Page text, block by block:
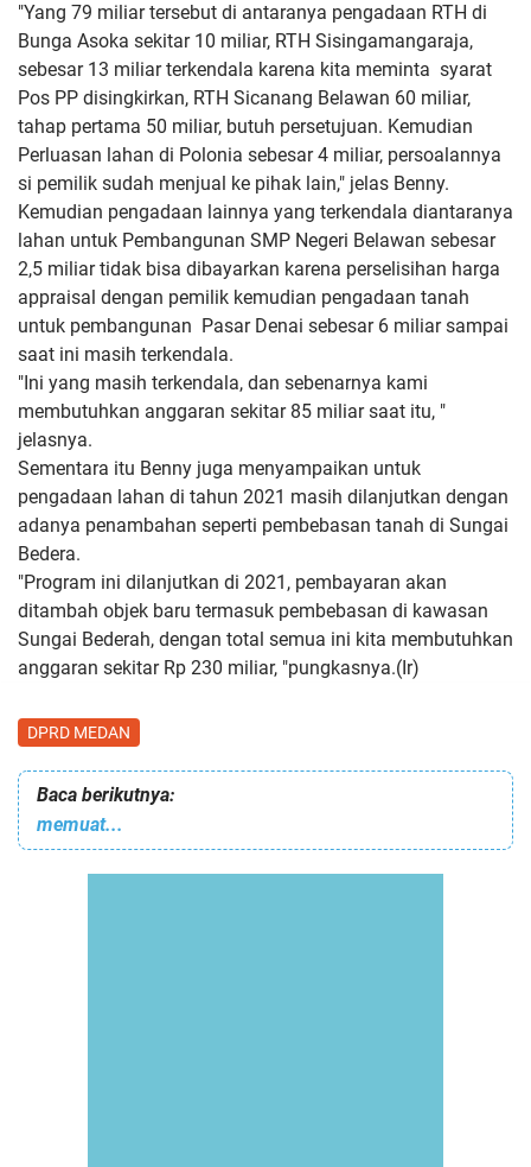
"Yang 79 miliar tersebut di antaranya pengadaan RTH di
Bunga Asoka sekitar 10 miliar, RTH Sisingamangaraja,
sebesar 13 miliar terkendala karena kita meminta syarat
Pos PP disingkirkan, RTH Sicanang Belawan 60 miliar,
tahap pertama 50 miliar, butuh persetujuan. Kemudian
Perluasan lahan di Polonia sebesar 4 miliar, persoalannya
si pemilik sudah menjual ke pihak lain," jelas Benny.
Kemudian pengadaan lainnya yang terkendala diantaranya
lahan untuk Pembangunan SMP Negeri Belawan sebesar
2,5 miliar tidak bisa dibayarkan karena perselisihan harga
appraisal dengan pemilik kemudian pengadaan tanah
untuk pembangunan Pasar Denai sebesar 6 miliar sampai
saat ini masih terkendala.
"Ini yang masih terkendala, dan sebenarnya kami
membutuhkan anggaran sekitar 85 miliar saat itu, "
jelasnya.
Sementara itu Benny juga menyampaikan untuk
pengadaan lahan di tahun 2021 masih dilanjutkan dengan
adanya penambahan seperti pembebasan tanah di Sungai
Bedera.
"Program ini dilanjutkan di 2021, pembayaran akan
ditambah objek baru termasuk pembebasan di kawasan
Sungai Bederah, dengan total semua ini kita membutuhkan
anggaran sekitar Rp 230 miliar, "pungkasnya.(Ir)
DPRD MEDAN
Baca berikutnya:
memuat...